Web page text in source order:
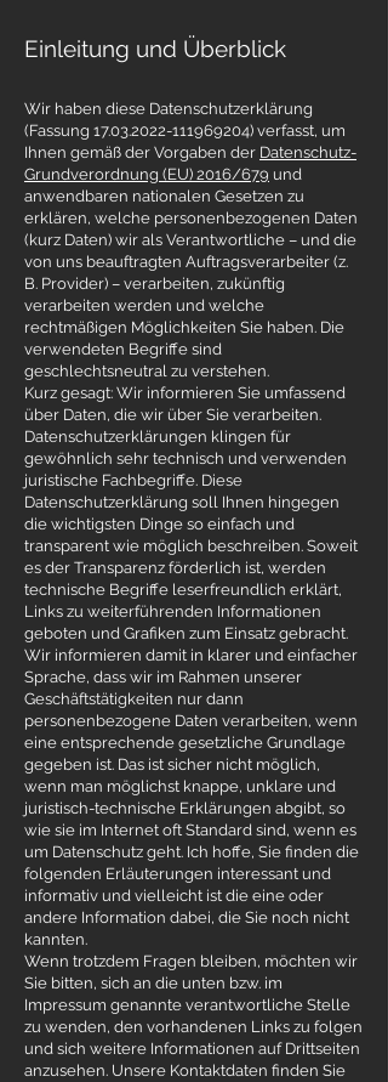
Einleitung und Überblick
Wir haben diese Datenschutzerklärung
(Fassung 17.03.2022-111969204) verfasst, um
Ihnen gemäß der Vorgaben der Datenschutz-
Grundverordnung (EU) 2016/679 und
anwendbaren nationalen Gesetzen zu
erklären, welche personenbezogenen Daten
(kurz Daten) wir als Verantwortliche – und die
von uns beauftragten Auftragsverarbeiter (z.
B. Provider) – verarbeiten, zukünftig
verarbeiten werden und welche
rechtmäßigen Möglichkeiten Sie haben. Die
verwendeten Begriffe sind
geschlechtsneutral zu verstehen.
Kurz gesagt: Wir informieren Sie umfassend
über Daten, die wir über Sie verarbeiten.
Datenschutzerklärungen klingen für
gewöhnlich sehr technisch und verwenden
juristische Fachbegriffe. Diese
Datenschutzerklärung soll Ihnen hingegen
die wichtigsten Dinge so einfach und
transparent wie möglich beschreiben. Soweit
es der Transparenz förderlich ist, werden
technische Begriffe leserfreundlich erklärt,
Links zu weiterführenden Informationen
geboten und Grafiken zum Einsatz gebracht.
Wir informieren damit in klarer und einfacher
Sprache, dass wir im Rahmen unserer
Geschäftstätigkeiten nur dann
personenbezogene Daten verarbeiten, wenn
eine entsprechende gesetzliche Grundlage
gegeben ist. Das ist sicher nicht möglich,
wenn man möglichst knappe, unklare und
juristisch-technische Erklärungen abgibt, so
wie sie im Internet oft Standard sind, wenn es
um Datenschutz geht. Ich hoffe, Sie finden die
folgenden Erläuterungen interessant und
informativ und vielleicht ist die eine oder
andere Information dabei, die Sie noch nicht
kannten.
Wenn trotzdem Fragen bleiben, möchten wir
Sie bitten, sich an die unten bzw. im
Impressum genannte verantwortliche Stelle
zu wenden, den vorhandenen Links zu folgen
und sich weitere Informationen auf Drittseiten
anzusehen. Unsere Kontaktdaten finden Sie